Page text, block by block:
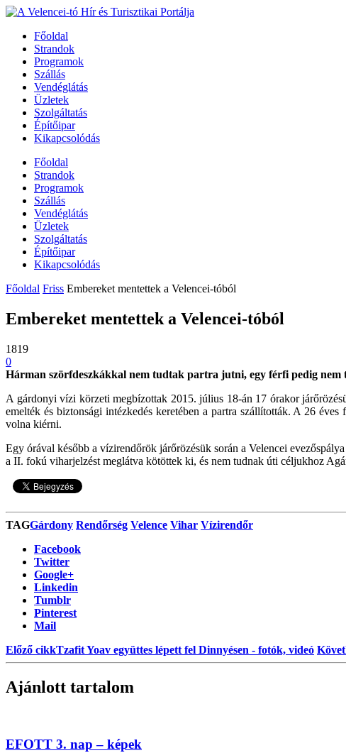
Főoldal
Strandok
Programok
Szállás
Vendéglátás
Üzletek
Szolgáltatás
Építőipar
Kikapcsolódás
Főoldal
Strandok
Programok
Szállás
Vendéglátás
Üzletek
Szolgáltatás
Építőipar
Kikapcsolódás
Főoldal Friss Embereket mentettek a Velencei-tóból
Embereket mentettek a Velencei-tóból
1819
0
Hárman szörfdeszkákkal nem tudtak partra jutni, egy férfi pedig
A gárdonyi vízi körzeti megbízottak 2015. július 18-án 17 órakor
emelték és biztonsági intézkedés keretében a partra szállították. A 26
volna kiérni.
Egy órával később a vízirendőrök járőrözésük során a Velencei
a II. fokú viharjelzést meglátva kötöttek ki, és nem tudnak úti céljukhoz
TAGGárdony Rendőrség Velence Vihar Vízirendőr
Facebook
Twitter
Google+
Linkedin
Tumblr
Pinterest
Mail
Előző cikkTzafit Yoav együttes lépett fel Dinnyésen - fotók, videó
Ajánlott tartalom
EFOTT 3. nap – képek